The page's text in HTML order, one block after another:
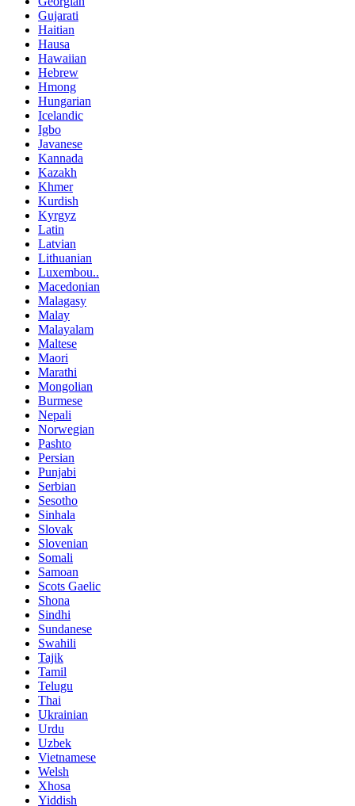
Gujarati
Haitian
Hausa
Hawaiian
Hebrew
Hmong
Hungarian
Icelandic
Igbo
Javanese
Kannada
Kazakh
Khmer
Kurdish
Kyrgyz
Latin
Latvian
Lithuanian
Luxembou..
Macedonian
Malagasy
Malay
Malayalam
Maltese
Maori
Marathi
Mongolian
Burmese
Nepali
Norwegian
Pashto
Persian
Punjabi
Serbian
Sesotho
Sinhala
Slovak
Slovenian
Somali
Samoan
Scots Gaelic
Shona
Sindhi
Sundanese
Swahili
Tajik
Tamil
Telugu
Thai
Ukrainian
Urdu
Uzbek
Vietnamese
Welsh
Xhosa
Yiddish